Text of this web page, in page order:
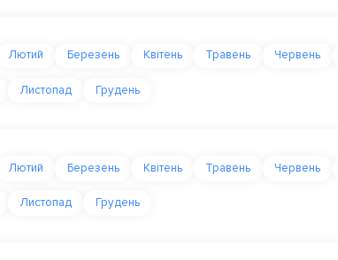
Лютий Березень Квітень Травень Червень
Листопад Грудень
Лютий Березень Квітень Травень Червень
Листопад Грудень